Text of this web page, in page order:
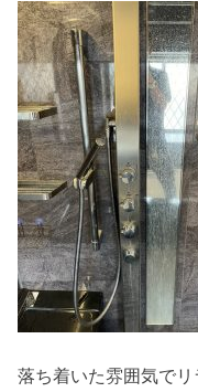
落ち着いた雰囲気で